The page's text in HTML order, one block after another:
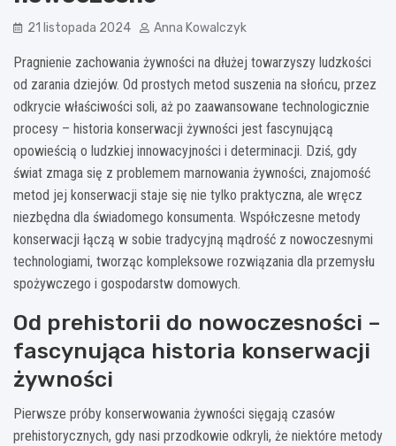
21 listopada 2024 Anna Kowalczyk
Pragnienie zachowania żywności na dłużej towarzyszy ludzkości
od zarania dziejów. Od prostych metod suszenia na słońcu, przez
odkrycie właściwości soli, aż po zaawansowane technologicznie
procesy – historia konserwacji żywności jest fascynującą
opowieścią o ludzkiej innowacyjności i determinacji. Dziś, gdy
świat zmaga się z problemem marnowania żywności, znajomość
metod jej konserwacji staje się nie tylko praktyczna, ale wręcz
niezbędna dla świadomego konsumenta. Współczesne metody
konserwacji łączą w sobie tradycyjną mądrość z nowoczesnymi
technologiami, tworząc kompleksowe rozwiązania dla przemysłu
spożywczego i gospodarstw domowych.
Od prehistorii do nowoczesności –
fascynująca historia konserwacji
żywności
Pierwsze próby konserwowania żywności sięgają czasów
prehistorycznych, gdy nasi przodkowie odkryli, że niektóre metody